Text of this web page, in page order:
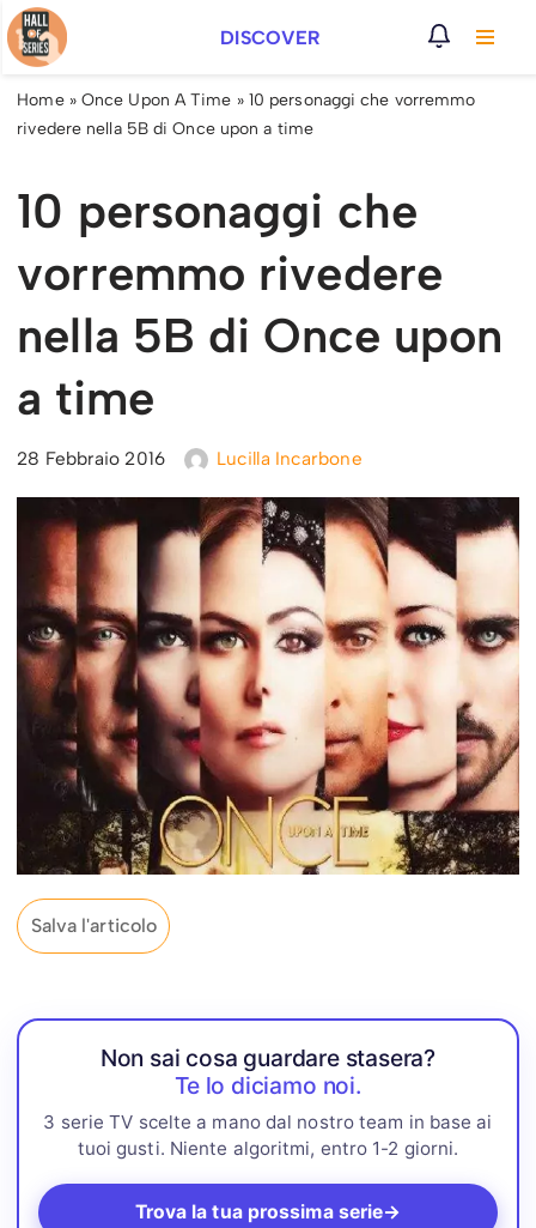
Vai
al
contenuto
DISCOVER
Home» Once Upon A Time » 10 personaggi che vorremmo
rivedere nella 5B di Once upon a time
10 personaggi che
vorremmo rivedere
nella 5B di Once upon
a time
28 Febbraio 2016 Lucilla Incarbone
Salva l'articolo
Non sai cosa guardare stasera?
Te lo diciamo noi.
3 serie TV scelte a mano dal nostro team in base ai
tuoi gusti. Niente algoritmi, entro 1-2 giorni.
Trova la tua prossima serie→